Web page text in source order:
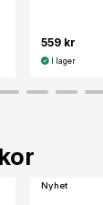
559 kr
I lager
Nyhet